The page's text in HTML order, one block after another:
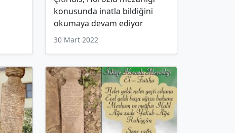
konusunda inatla bildiğini
okumaya devam ediyor
30 Mart 2022